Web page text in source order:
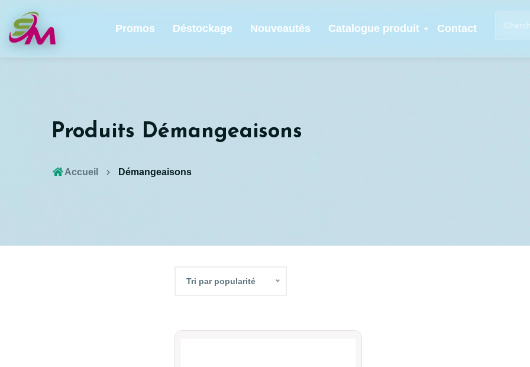
Promos Déstockage Nouveautés Catalogue produit Contact
Produits Démangeaisons
Accueil Démangeaisons
Tri par popularité